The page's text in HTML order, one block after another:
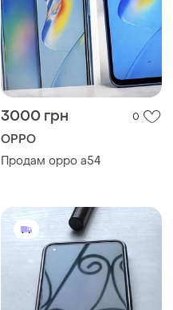
3000 грн 0
OPPO
Продам oppo a54